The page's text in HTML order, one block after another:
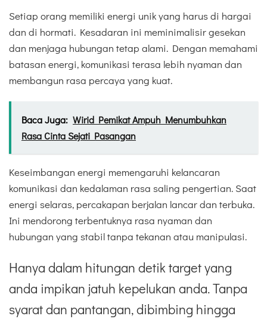
Setiap orang memiliki energi unik yang harus di hargai
dan di hormati. Kesadaran ini meminimalisir gesekan
dan menjaga hubungan tetap alami. Dengan memahami
batasan energi, komunikasi terasa lebih nyaman dan
membangun rasa percaya yang kuat.
Baca Juga: Wirid Pemikat Ampuh Menumbuhkan
Rasa Cinta Sejati Pasangan
Keseimbangan energi memengaruhi kelancaran
komunikasi dan kedalaman rasa saling pengertian. Saat
energi selaras, percakapan berjalan lancar dan terbuka.
Ini mendorong terbentuknya rasa nyaman dan
hubungan yang stabil tanpa tekanan atau manipulasi.
Hanya dalam hitungan detik target yang
anda impikan jatuh kepelukan anda. Tanpa
syarat dan pantangan, dibimbing hingga